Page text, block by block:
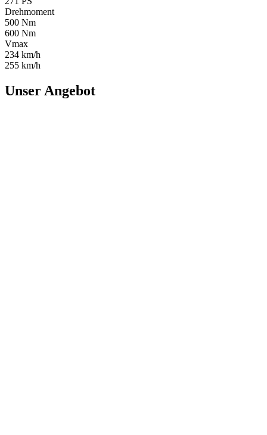
Drehmoment
500 Nm
600 Nm
Vmax
234 km/h
255 km/h
Unser Angebot